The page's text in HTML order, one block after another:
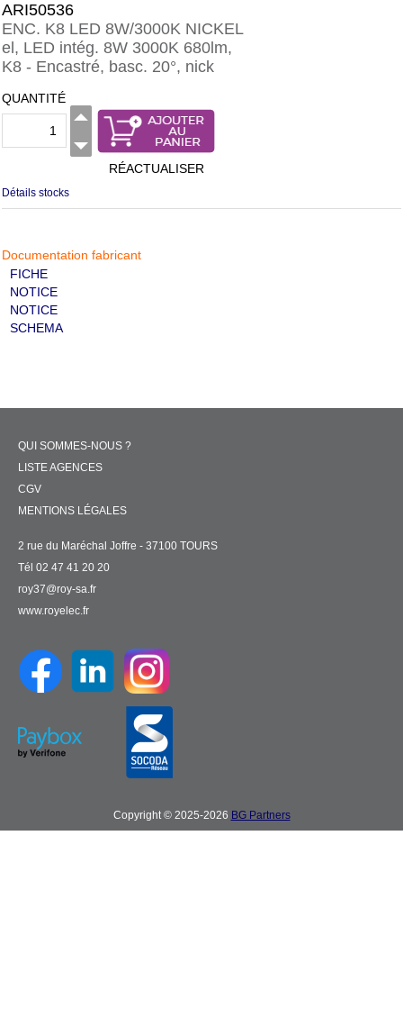
ARI50536
ENC. K8 LED 8W/3000K NICKEL
el, LED intég. 8W 3000K 680lm,
K8 - Encastré, basc. 20°, nick
QUANTITÉ
RÉACTUALISER
Détails stocks
Documentation fabricant
FICHE
NOTICE
NOTICE
SCHEMA
QUI SOMMES-NOUS ?
LISTE AGENCES
CGV
MENTIONS LÉGALES
2 rue du Maréchal Joffre - 37100 TOURS
Tél 02 47 41 20 20
roy37@roy-sa.fr
www.royelec.fr
Copyright © 2025-2026 BG Partners